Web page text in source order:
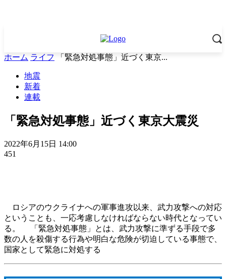
ホーム ライフ 「緊急対処事態」近づく東京...
地震
新着
連載
「緊急対処事態」近づく東京大震災
2022年6月15日 14:00
451
ロシアのウクライナへの軍事進攻以来、武力攻撃への対応
ということも、一応考慮しなければならない時代となってい
る。 「緊急対処事態」とは、武力攻撃に準ずる手段で多
数の人を殺傷する行為や明白な危険が切迫している事態で、
国家として緊急に対処する